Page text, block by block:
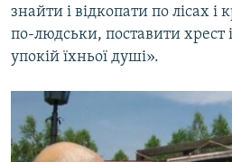
знайти і відкопати по лісах
по-людськи, поставити хрест
упокій їхньої душі».